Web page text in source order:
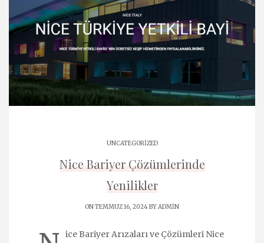
UNCATEGORIZED
Nice Bariyer Çözümlerinde
Yenilikler
ON TEMMUZ 16, 2024 BYADMIN
ice Bariyer Arızaları ve Çözümleri Nice